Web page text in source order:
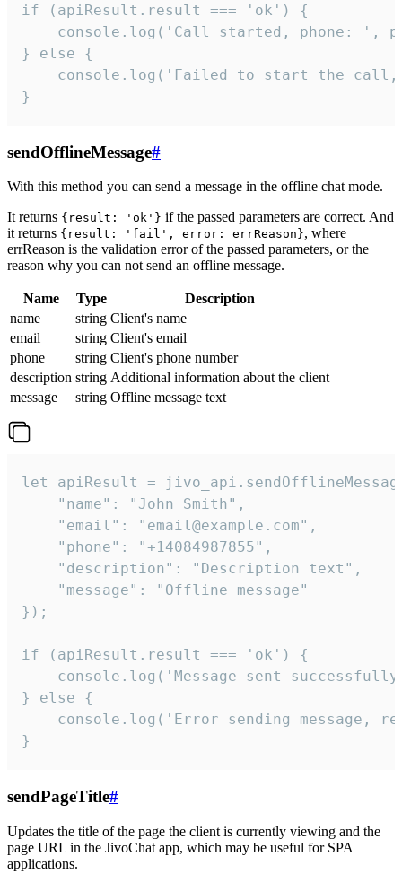
if (apiResult.result === 'ok') {
console.log('Call started, phone: ',
} else {
console.log('Failed to start the
}
sendOfflineMessage#
With this method you can send a message in the offline chat mode.
It returns {result: 'ok'} if the passed parameters are correct. And
it returns {result: 'fail', error: errReason}, where
errReason is the validation error of the passed parameters, or the
reason why you can not send an offline message.
Name Type
Description
name
string Client's name
email
string Client's email
phone
string Client's phone number
description string Additional information about the client
message
string Offline message text
let apiResult =
    "name": "John Smith",
    "email": "email@example.com",
    "phone": "+14084987855",
    "description": "Description text",
    "message": "Offline message"
});
if (apiResult.result === 'ok') {
console.log('Message sent
} else {
console.log('Error sending message,
}
sendPageTitle#
Updates the title of the page the client is currently viewing and the
page URL in the JivoChat app, which may be useful for SPA
applications.